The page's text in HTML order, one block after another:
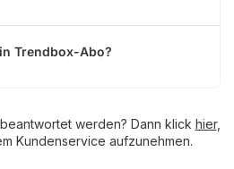
Trendbox-Abo?
werden? Dann klick hier,
Kundenservice aufzunehmen.